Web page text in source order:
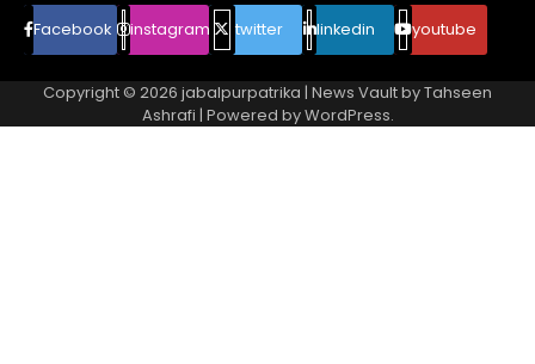
Facebook instagram twitter linkedin youtube
Copyright © 2026 jabalpurpatrika | News Vault byTahseen
Ashrafi | Powered byWordPress.